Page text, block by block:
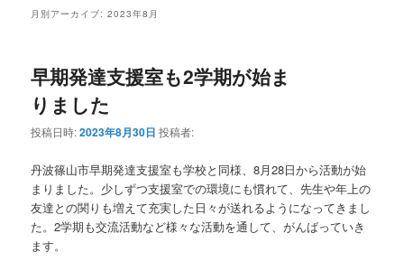
月別アーカイブ:2023年8月
早期発達支援室も2学期が始ま
りました
投稿日時:2023年8月30日 投稿者:
丹波篠山市早期発達支援室も学校と同様、8月28日から活動が始
まりました。少しずつ支援室での環境にも慣れて、先生や年上の
友達との関りも増えて充実した日々が送れるようになってきまし
た。2学期も交流活動など様々な活動を通して、がんばっていき
ます。